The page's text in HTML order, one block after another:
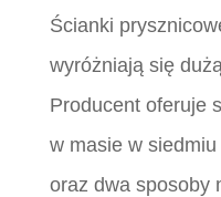
Ścianki
wyróżniają się
Producent oferuje
w masie w siedmiu
oraz dwa sposoby